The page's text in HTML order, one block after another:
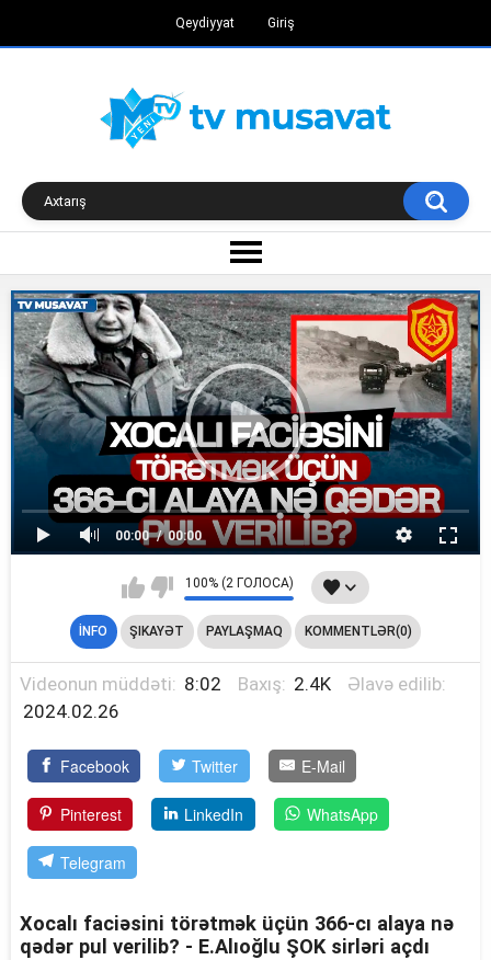
Qeydiyyat Giriş
00:00 00:00
100% (2 ГОЛОСА)
İNFO ŞIKAYƏT PAYLAŞMAQ KOMMENTLƏR(0)
Videonun müddəti: 8:02 Baxış: 2.4K
Əlavə edilib:
2024.02.26
Facebook Twitter E-Mail
Pinterest LinkedIn WhatsApp
Telegram
Xocalı faciəsini törətmək üçün 366-cı alaya nə
qədər pul verilib? - E.Alıoğlu ŞOK sirləri açdı